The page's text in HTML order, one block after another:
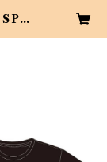
SPA